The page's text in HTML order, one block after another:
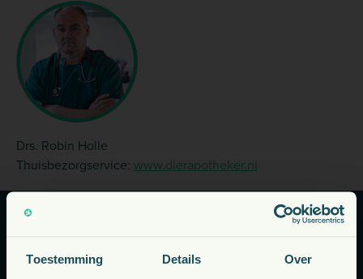
Toestemming Details Over
Drs. Robin Holle
Thuisbezorgservice: www.dierapotheker.nl